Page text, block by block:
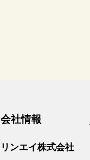
会社情報
リンエイ株式会社